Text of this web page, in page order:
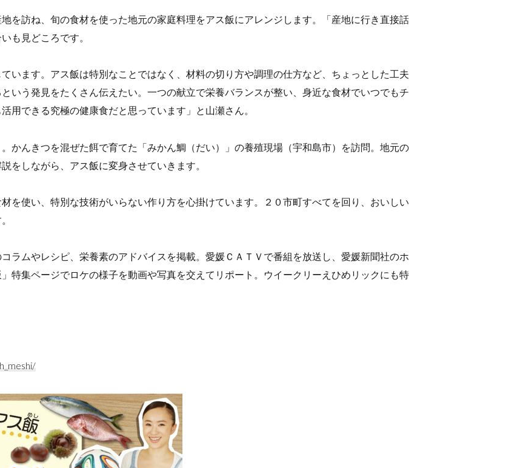
を訪ね、旬の食材を使った地元の家庭料理をアス飯にアレンジします。「産地に行き直接話
も見どころです。
います。アス飯は特別なことではなく、材料の切り方や調理の仕方など、ちょっとした工夫
いう発見をたくさん伝えたい。一つの献立で栄養バランスが整い、身近な食材でいつでもチ
用できる究極の健康食だと思っています」と山瀬さん。
かんきつを混ぜた餌で育てた「みかん鯛（だい）」の養殖現場（宇和島市）を訪問。地元の
をしながら、アス飯に変身させていきます。
を使い、特別な技術がいらない作り方を心掛けています。２０市町すべてを回り、おいしい
ラムやレシピ、栄養素のアドバイスを掲載。愛媛ＣＡＴＶで番組を放送し、愛媛新聞社のホ
特集ページでロケの様子を動画や写真を交えてリポート。ウイークリーえひめリックにも特